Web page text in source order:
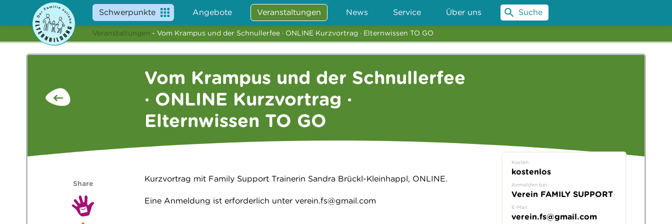
Schwerpunkte Angebote Veranstaltungen News Service Über uns Suche
Veranstaltungen - Vom Krampus und der Schnullerfee · ONLINE Kurzvortrag · Elternwissen TO GO
Vom Krampus und der Schnullerfee
· ONLINE Kurzvortrag ·
Elternwissen TO GO
Kurzvortrag mit Family Support Trainerin Sandra Brückl-Kleinhappl, ONLINE.
Eine Anmeldung ist erforderlich unter verein.fs@gmail.com
Share
Kosten
kostenlos
Anmelden bei
Verein FAMILY SUPPORT
E-Mail
verein.fs@gmail.com